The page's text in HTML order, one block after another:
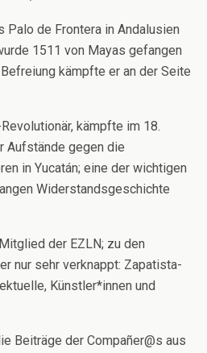
Palo de Frontera in Andalusien
1511 von Mayas gefangen
kämpfte er an der Seite
kämpfte im 18.
Aufstände gegen die
in Yucatán; eine der wichtigen
Widerstandsgeschichte
der EZLN; zu den
nur sehr verknappt: Zapatista-
Künstler*innen und
Beiträge der Compañer@s aus